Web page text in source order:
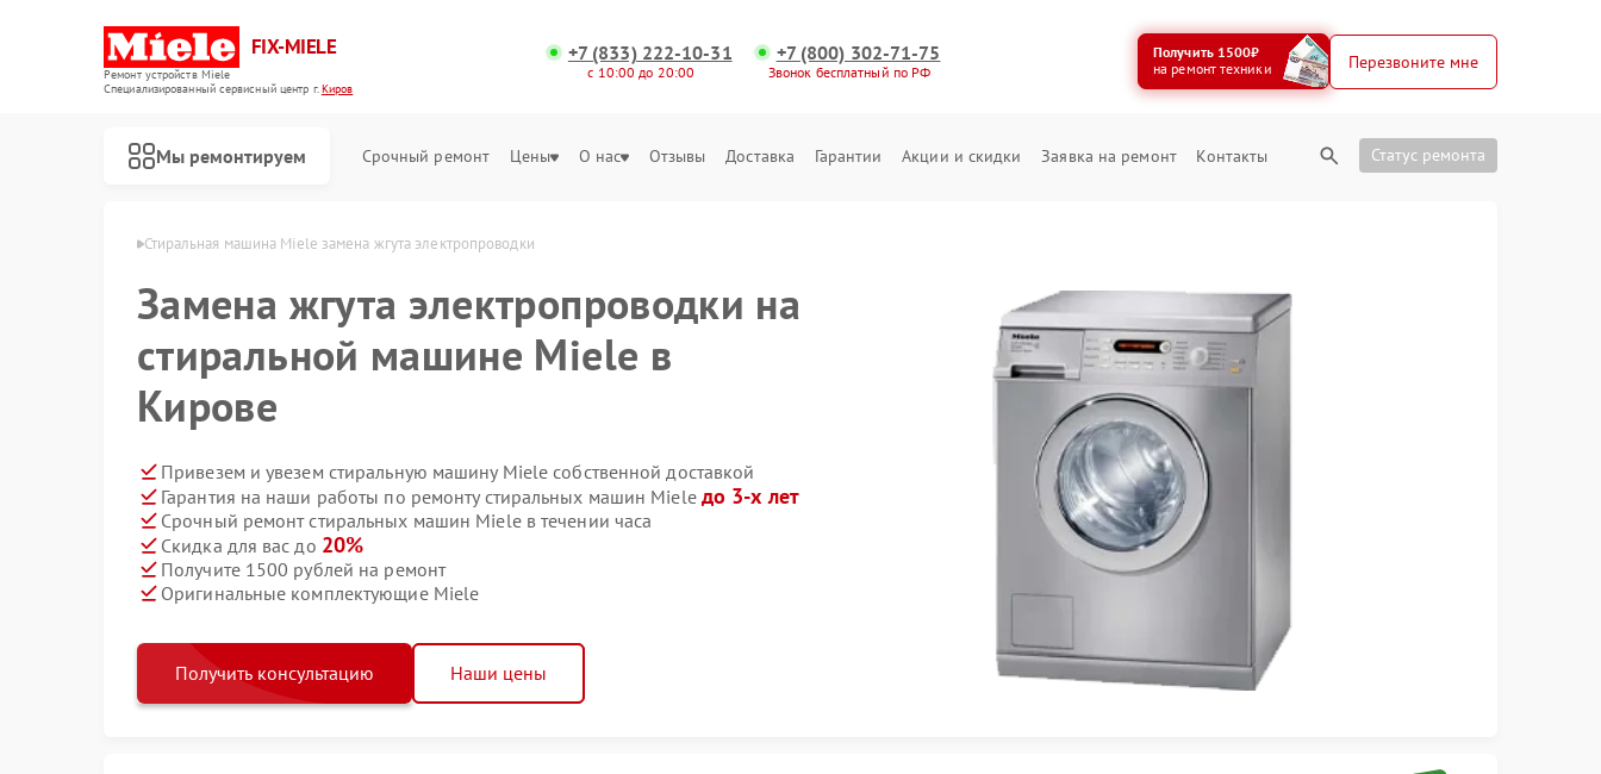
FIX-MIELE
Ремонт устройств Miele
Специализированный cервисный центр г.Киров
+7 (833) 222-10-31
с 10:00 до 20:00
+7 (800) 302-71-75
Звонок бесплатный по РФ
Получить 1500₽
на ремонт техники
Перезвоните мне
Мы ремонтируем Срочный ремонт Цены О нас Отзывы Доставка Гарантии Акции и скидки Заявка на ремонт Контакты Статус ремонта
Стиральная машина Miele замена жгута электропроводки
Замена жгута электропроводки на
стиральной машине Miele в
Кирове
Привезем и увезем стиральную машину Miele собственной доставкой
Гарантия на наши работы по ремонту стиральных машин Miele до 3-х лет
Срочный ремонт стиральных машин Miele в течении часа
Скидка для вас до 20%
Получите 1500 рублей на ремонт
Оригинальные комплектующие Miele
Получить консультацию Наши цены